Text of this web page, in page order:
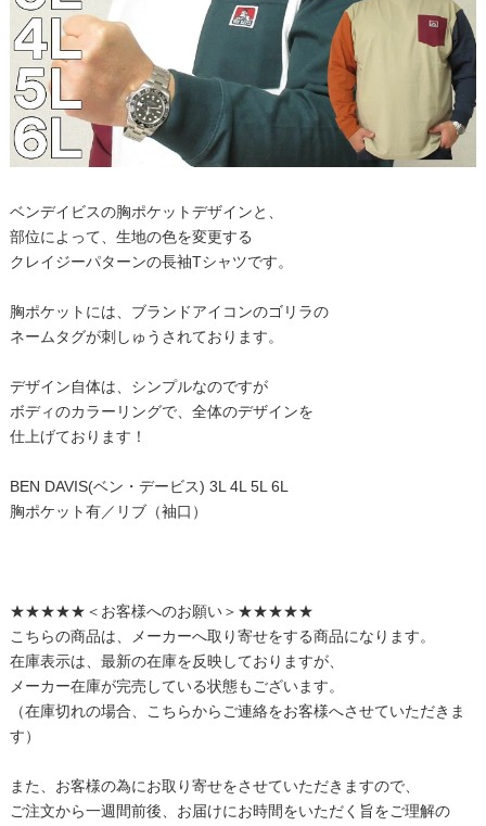
ベンデイビスの胸ポケットデザインと、
部位によって、生地の色を変更する
クレイジーパターンの長袖Tシャツです。
胸ポケットには、ブランドアイコンのゴリラの
ネームタグが刺しゅうされております。
デザイン自体は、シンプルなのですが
ボディのカラーリングで、全体のデザインを
仕上げております！
BEN DAVIS(ベン・デービス) 3L 4L 5L 6L
胸ポケット有／リブ（袖口）
★★★★★＜お客様へのお願い＞★★★★★
こちらの商品は、メーカーへ取り寄せをする商品になります。
在庫表示は、最新の在庫を反映しておりますが、
メーカー在庫が完売している状態もございます。
（在庫切れの場合、こちらからご連絡をお客様へさせていただきま
す）
また、お客様の為にお取り寄せをさせていただきますので、
ご注文から一週間前後、お届けにお時間をいただく旨をご理解の